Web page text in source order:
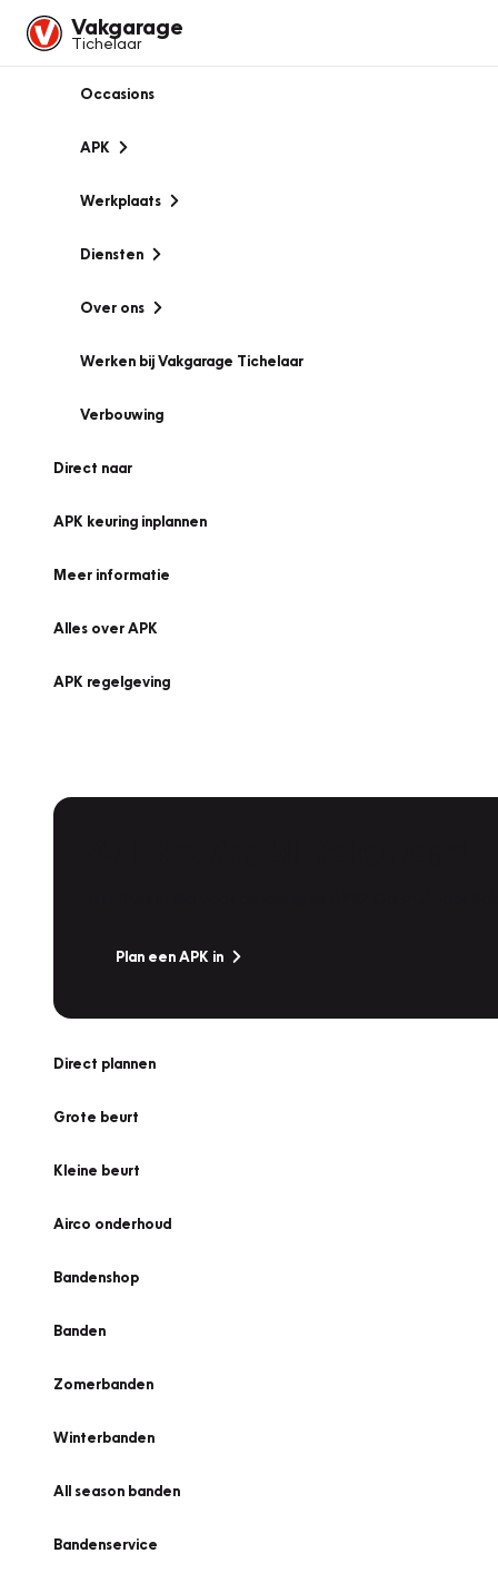
Vakgarage
Tichelaar
Occasions
APK
Werkplaats
Diensten
Over ons
Werken bij Vakgarage Tichelaar
Verbouwing
Direct naar
APK keuring inplannen
Meer informatie
Alles over APK
APK regelgeving
Plan een APK in
Direct plannen
Grote beurt
Kleine beurt
Airco onderhoud
Bandenshop
Banden
Zomerbanden
Winterbanden
All season banden
Bandenservice